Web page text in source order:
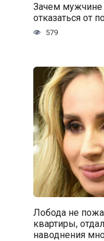
Зачем мужчине
отказаться от
579
Лобода не
квартиры,
наводнения